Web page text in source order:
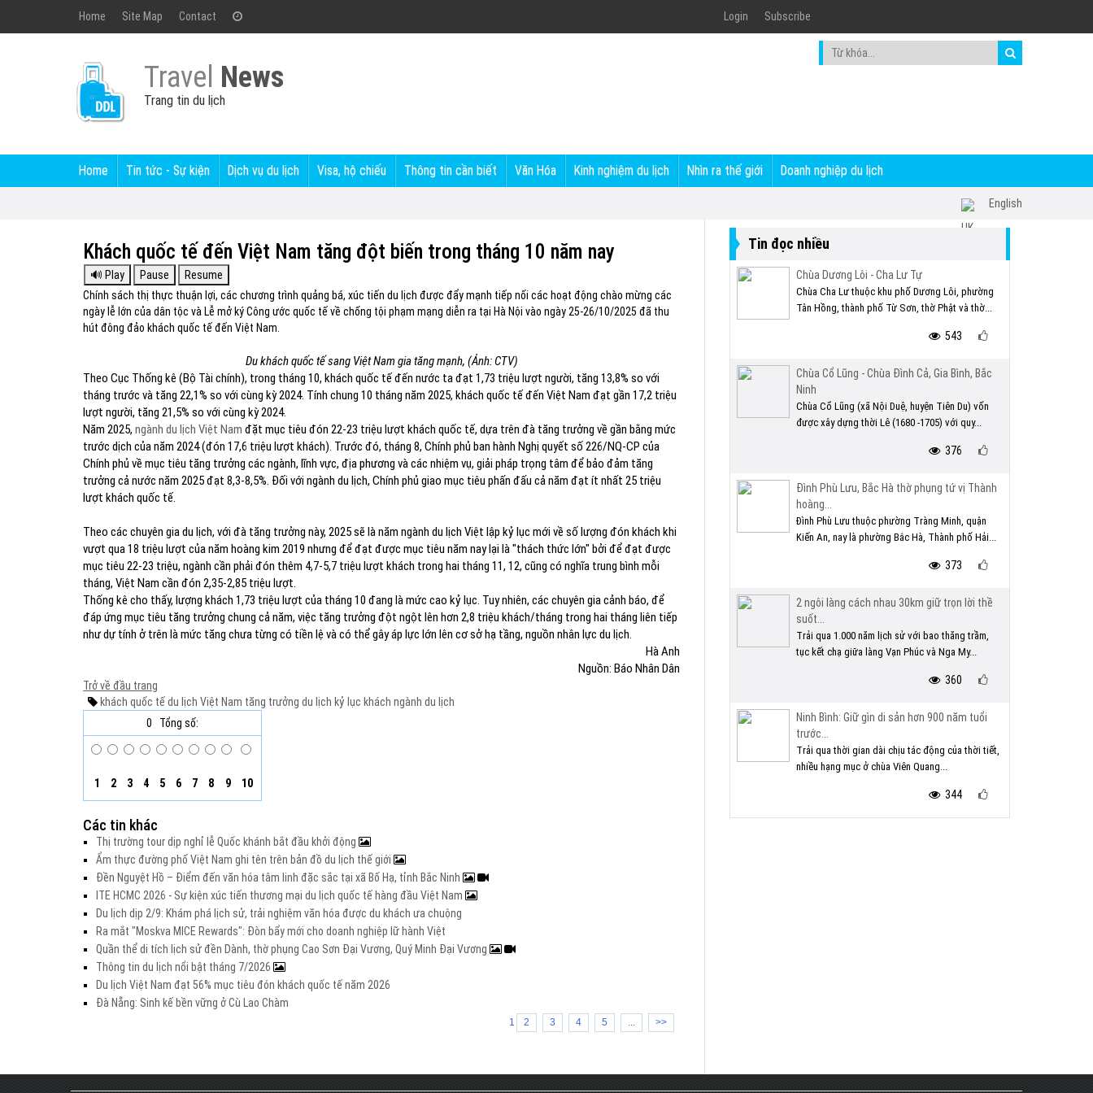
Home Site Map Contact Login Subscribe
Travel News
Trang tin du lịch
Home Tin tức - Sự kiện Dịch vụ du lịch Visa, hộ chiếu Thông tin cần biết Văn Hóa Kinh nghiệm du lịch Nhìn ra thế giới Doanh nghiệp du lịch
English
Khách quốc tế đến Việt Nam tăng đột biến trong tháng 10 năm nay
Chính sách thị thực thuận lợi, các chương trình quảng bá, xúc tiến du lịch được đẩy mạnh tiếp nối các hoạt động chào mừng các
ngày lễ lớn của dân tộc và Lễ mở ký Công ước quốc tế về chống tội phạm mạng diễn ra tại Hà Nội vào ngày 25-26/10/2025 đã thu
hút đông đảo khách quốc tế đến Việt Nam.
Du khách quốc tế sang Việt Nam gia tăng mạnh, (Ảnh: CTV)
Theo Cục Thống kê (Bộ Tài chính), trong tháng 10, khách quốc tế đến nước ta đạt 1,73 triệu lượt người, tăng 13,8% so với
tháng trước và tăng 22,1% so với cùng kỳ 2024. Tính chung 10 tháng năm 2025, khách quốc tế đến Việt Nam đạt gần 17,2 triệu
lượt người, tăng 21,5% so với cùng kỳ 2024.
Năm 2025, ngành du lịch Việt Nam đặt mục tiêu đón 22-23 triệu lượt khách quốc tế, dựa trên đà tăng trưởng về gần bằng mức
trước dịch của năm 2024 (đón 17,6 triệu lượt khách). Trước đó, tháng 8, Chính phủ ban hành Nghị quyết số 226/NQ-CP của
Chính phủ về mục tiêu tăng trưởng các ngành, lĩnh vực, địa phương và các nhiệm vụ, giải pháp trọng tâm để bảo đảm tăng
trưởng cả nước năm 2025 đạt 8,3-8,5%. Đối với ngành du lịch, Chính phủ giao mục tiêu phấn đấu cả năm đạt ít nhất 25 triệu
lượt khách quốc tế.
Theo các chuyên gia du lịch, với đà tăng trưởng này, 2025 sẽ là năm ngành du lịch Việt lập kỷ lục mới về số lượng đón khách khi
vượt qua 18 triệu lượt của năm hoàng kim 2019 nhưng để đạt được mục tiêu năm nay lại là "thách thức lớn" bởi để đạt được
mục tiêu 22-23 triệu, ngành cần phải đón thêm 4,7-5,7 triệu lượt khách trong hai tháng 11, 12, cũng có nghĩa trung bình mỗi
tháng, Việt Nam cần đón 2,35-2,85 triệu lượt.
Thống kê cho thấy, lượng khách 1,73 triệu lượt của tháng 10 đang là mức cao kỷ lục. Tuy nhiên, các chuyên gia cảnh báo, để
đáp ứng mục tiêu tăng trưởng chung cả năm, việc tăng trưởng đột ngột lên hơn 2,8 triệu khách/tháng trong hai tháng liên tiếp
như dự tính ở trên là mức tăng chưa từng có tiền lệ và có thể gây áp lực lớn lên cơ sở hạ tầng, nguồn nhân lực du lịch.
Hà Anh
Nguồn: Báo Nhân Dân
Trở về đầu trang
khách quốc tếdu lịch Việt Nam tăng trưởng du lịch kỷ lục khách ngành du lịch
0
Tổng số:
1 2 3 4 5 6 7 8 9 10
Các tin khác
Thị trường tour dịp nghỉ lễ Quốc khánh bắt đầu khởi động
Ẩm thực đường phố Việt Nam ghi tên trên bản đồ du lịch thế giới
Đền Nguyệt Hồ – Điểm đến văn hóa tâm linh đặc sắc tại xã Bố Hạ, tỉnh Bắc Ninh
ITE HCMC 2026 - Sự kiện xúc tiến thương mại du lịch quốc tế hàng đầu Việt Nam
Du lịch dịp 2/9: Khám phá lịch sử, trải nghiệm văn hóa được du khách ưa chuộng
Ra mắt "Moskva MICE Rewards": Đòn bẩy mới cho doanh nghiệp lữ hành Việt
Quần thể di tích lịch sử đền Dành, thờ phụng Cao Sơn Đại Vương, Quý Minh Đại Vương
Thông tin du lịch nổi bật tháng 7/2026
Du lịch Việt Nam đạt 56% mục tiêu đón khách quốc tế năm 2026
Đà Nẵng: Sinh kế bền vững ở Cù Lao Chàm
1 2 3 4 5 ... >>
Tin đọc nhiều
Chùa Dương Lôi - Cha Lư Tự
Chùa Cha Lư thuộc khu phố Dương Lôi, phường
Tân Hồng, thành phố Từ Sơn, thờ Phật và thờ...
543
Chùa Cổ Lũng - Chùa Đình Cả, Gia Bình, Bắc
Ninh
Chùa Cổ Lũng (xã Nội Duệ, huyện Tiên Du) vốn
được xây dựng thời Lê (1680 -1705) với quy...
376
Đình Phù Lưu, Bắc Hà thờ phụng tứ vị Thành
hoàng...
Đình Phù Lưu thuộc phường Tràng Minh, quận
Kiến An, nay là phường Bắc Hà, Thành phố Hải...
373
2 ngôi làng cách nhau 30km giữ trọn lời thề
suốt...
Trải qua 1.000 năm lịch sử với bao thăng trầm,
tục kết chạ giữa làng Vạn Phúc và Nga My...
360
Ninh Bình: Giữ gìn di sản hơn 900 năm tuổi
trước...
Trải qua thời gian dài chịu tác động của thời tiết,
nhiều hạng mục ở chùa Viên Quang...
344